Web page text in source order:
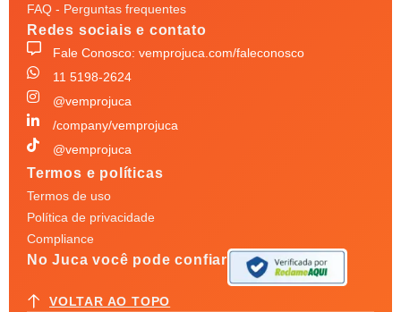
FAQ - Perguntas frequentes
Redes sociais e contato
Fale Conosco: vemprojuca.com/faleconosco
11 5198-2624
@vemprojuca
/company/vemprojuca
@vemprojuca
Termos e políticas
Termos de uso
Política de privacidade
Compliance
VOLTAR AO TOPO
No Juca você pode confiar